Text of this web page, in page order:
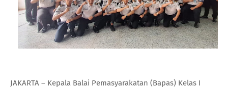
JAKARTA – Kepala Balai Pemasyarakatan (Bapas) Kelas I